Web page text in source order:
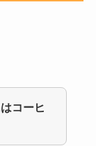
コーヒ